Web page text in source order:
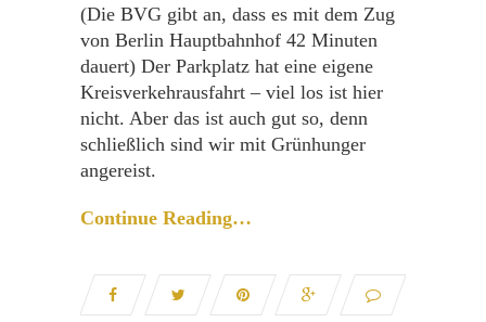
(Die BVG gibt an, dass es mit dem Zug
von Berlin Hauptbahnhof 42 Minuten
dauert) Der Parkplatz hat eine eigene
Kreisverkehrausfahrt – viel los ist hier
nicht. Aber das ist auch gut so, denn
schließlich sind wir mit Grünhunger
angereist.
Continue Reading…